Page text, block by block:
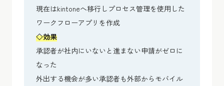
現在はkintoneへ移行しプロセス管理を使用した
ワークフローアプリを作成
◇効果
承認者が社内にいないと進まない申請がゼロに
なった
外出する機会が多い承認者も外部からモバイル